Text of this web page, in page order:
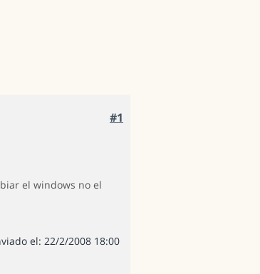
#1
el windows no el
el: 22/2/2008 18:00